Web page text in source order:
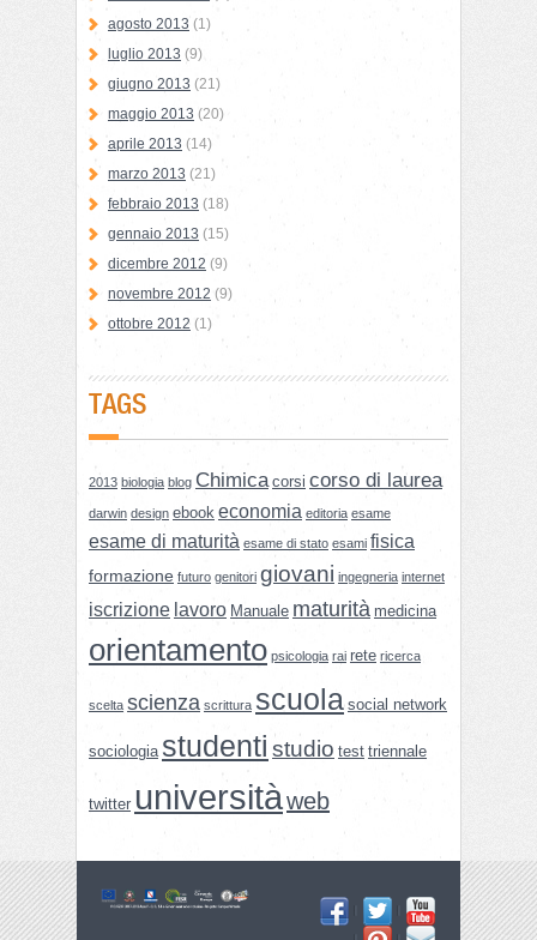
agosto 2013 (1)
luglio 2013 (9)
giugno 2013 (21)
maggio 2013 (20)
aprile 2013 (14)
marzo 2013 (21)
febbraio 2013 (18)
gennaio 2013 (15)
dicembre 2012 (9)
novembre 2012 (9)
ottobre 2012 (1)
TAGS
2013 biologia blog Chimica corsi corso di laurea
darwin design ebook economia editoria esame
esame di maturità esame di stato esami fisica
formazione futuro genitori giovani ingegneria internet
iscrizione lavoro Manuale maturità medicina
orientamento psicologia rai rete ricerca
scelta scienza scrittura scuola social network
sociologia studenti studio test triennale
twitter universitàweb